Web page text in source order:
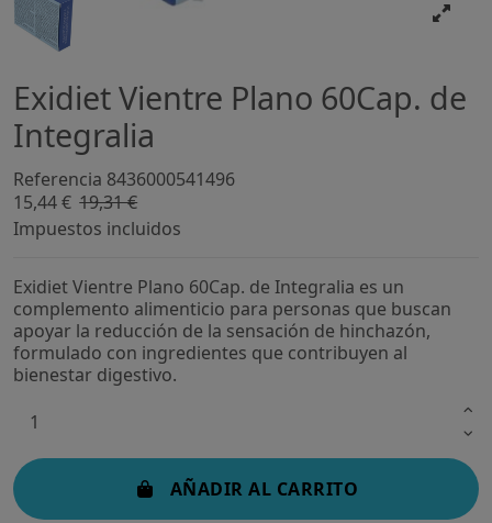
Exidiet Vientre Plano 60Cap. de
Integralia
Referencia 8436000541496
15,44 € 19,31 €
Impuestos incluidos
Exidiet Vientre Plano 60Cap. de Integralia es un
complemento alimenticio para personas que buscan
apoyar la reducción de la sensación de hinchazón,
formulado con ingredientes que contribuyen al
bienestar digestivo.
AÑADIR AL CARRITO